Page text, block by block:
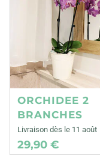
ORCHIDEE 2
BRANCHES
Livraison dès le 11 août
29,90 €